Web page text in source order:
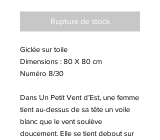
Rupture de stock
Giclée sur toile
Dimensions : 80 X 80 cm
Numéro 8/30
Dans Un Petit Vent d’Est, une femme
tient au-dessus de sa tête un voile
blanc que le vent soulève
doucement. Elle se tient debout sur